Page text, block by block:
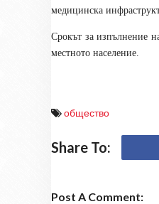
медицинска
Срокът за изпълнение
местното население.
общество
Share To:
Post A Comment: